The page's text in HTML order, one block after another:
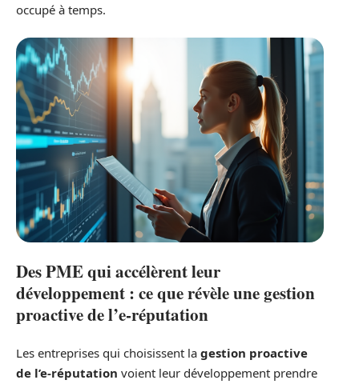
occupé à temps.
Des PME qui accélèrent leur
développement : ce que révèle une gestion
proactive de l’e-réputation
Les entreprises qui choisissent la gestion proactive
de l’e-réputation voient leur développement prendre